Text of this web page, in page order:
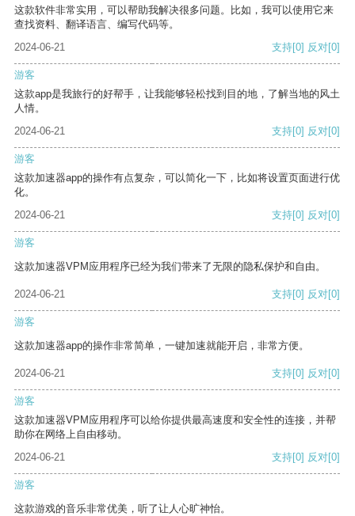
这款软件非常实用，可以帮助我解决很多问题。比如，我可以使用它来
查找资料、翻译语言、编写代码等。
2024-06-21
支持[0] 反对[0]
游客
这款app是我旅行的好帮手，让我能够轻松找到目的地，了解当地的风土
人情。
2024-06-21
支持[0] 反对[0]
游客
这款加速器app的操作有点复杂，可以简化一下，比如将设置页面进行优
化。
2024-06-21
支持[0] 反对[0]
游客
这款加速器VPM应用程序已经为我们带来了无限的隐私保护和自由。
2024-06-21 支持[0] 反对[0]
游客
这款加速器app的操作非常简单，一键加速就能开启，非常方便。
2024-06-21 支持[0] 反对[0]
游客
这款加速器VPM应用程序可以给你提供最高速度和安全性的连接，并帮
助你在网络上自由移动。
2024-06-21
支持[0] 反对[0]
游客
这款游戏的音乐非常优美，听了让人心旷神怡。